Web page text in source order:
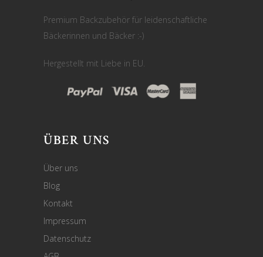
Premium Backzubehör für leidenschaftliche
Bäckerinnen und Bäcker :-)
Hergestellt mit Liebe in EU.
ÜBER UNS
Über uns
Blog
Kontakt
Impressum
Datenschutz